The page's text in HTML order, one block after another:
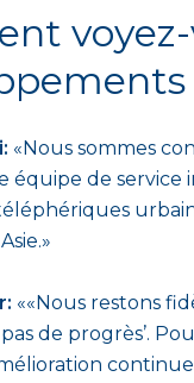
«Nous sommes
équipe de service
««Nous restons
de progrès’.